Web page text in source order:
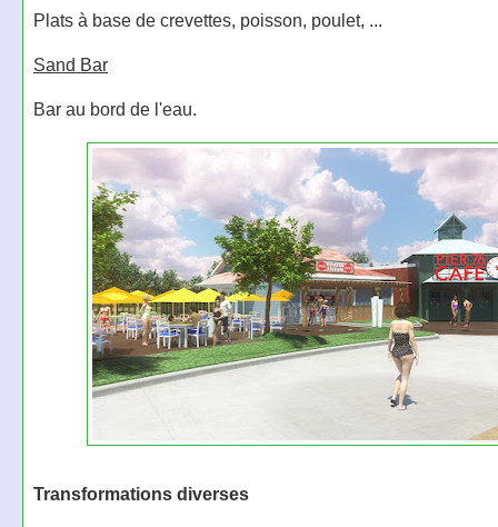
Plats à base de crevettes, poisson, poulet, ...
Sand Bar
Bar au bord de l'eau.
Transformations diverses